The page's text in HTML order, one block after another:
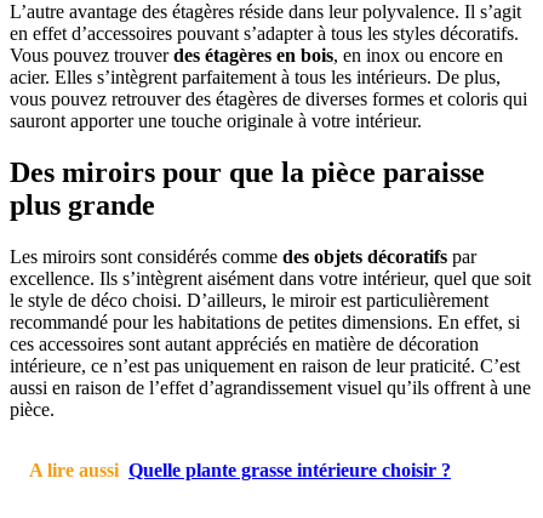
L’autre avantage des étagères réside dans leur polyvalence. Il s’agit
en effet d’accessoires pouvant s’adapter à tous les styles décoratifs.
Vous pouvez trouverdes étagères en bois, en inox ou encore en
acier. Elles s’intègrent parfaitement à tous les intérieurs. De plus,
vous pouvez retrouver des étagères de diverses formes et coloris qui
sauront apporter une touche originale à votre intérieur.
Des miroirs pour que la pièce paraisse
plus grande
Les miroirs sont considérés comme des objets décoratifs par
excellence. Ils s’intègrent aisément dans votre intérieur, quel que soit
le style de déco choisi. D’ailleurs, le miroir est particulièrement
recommandé pour les habitations de petites dimensions. En effet, si
ces accessoires sont autant appréciés en matière de décoration
intérieure, ce n’est pas uniquement en raison de leur praticité. C’est
aussi en raison de l’effet d’agrandissement visuel qu’ils offrent à une
pièce.
A lire aussi Quelle plante grasse intérieure choisir ?